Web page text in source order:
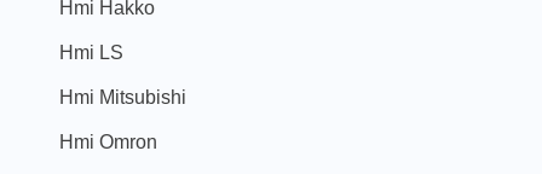
Hmi Hakko
Hmi LS
Hmi Mitsubishi
Hmi Omron